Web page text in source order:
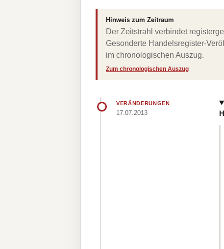
Hinweis zum Zeitraum
Der Zeitstrahl verbindet
Gesonderte Handelsregister-
im chronologischen Auszug.
Zum chronologischen Auszug
VERÄNDERUNGEN
17.07.2013